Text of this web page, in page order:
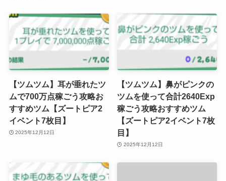
【ツムツム】耳が垂れたツ
ムで700万点稼ごう攻略お
すすめツム【ズートピア2
イベント7枚目】
2025年12月12日
【ツムツム】鼻がピンクの
ツムを使って合計2640Exp
稼ごう攻略おすすめツム
【ズートピア2イベント7枚
目】
2025年12月12日